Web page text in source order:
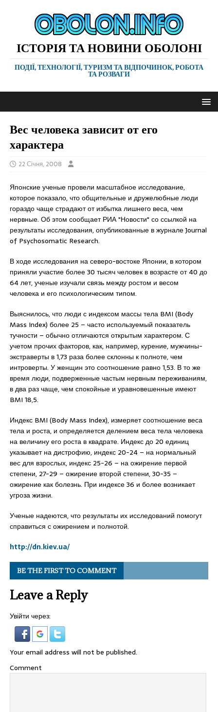
ІСТОРІЯ ТА НОВИНИ ОБОЛОНІ
ПОДІЇ, ТЕХНОЛОГІЇ, ТУРИЗМ ТА ВІДПОЧИНОК, РОБОТА
ТА РОЗВАГИ
Вес человека зависит от его
характера
22 Січня, 2008
Японские ученые провели масштабное исследование,
которое показало, что общительные и дружелюбные люди
гораздо чаще страдают от избытка лишнего веса, чем
нервные. Об этом сообщает РИА "Новости" со ссылкой на
результаты исследования, опубликованные в журнале Journal
of Psychosomatic Research.
В ходе исследования на северо-востоке Японии, в котором
приняли участие более 30 тысяч человек в возрасте от 40 до
64 лет, ученые изучали связь между ростом и весом
человека и его психологическим типом.
Выяснилось, что люди с индексом массы тела BMI (Body
Mass Index) более 25 – часто используемый показатель
тучности – обычно отличаются открытым характером. С
учетом прочих факторов, как, например, курение, мужчины-
экстраверты в 1,73 раза более склонны к полноте, чем
интроверты. У женщин это соотношение равно 1,53. В то же
время люди, подверженные частым нервным переживаниям,
в два раз чаще, чем спокойные и уравновешенные имеют
BMI 18,5.
Индекс BMI (Body Mass Index), измеряет соотношение веса
тела и роста, и определяется делением веса тела человека
на величину его роста в квадрате. Индекс до 20 единиц
указывает на дистрофию, индекс 20-24 – на нормальный
вес для взрослых, индекс 25-26 – на ожирение первой
степени, 27-29 – ожирение второй степени, 30-35 –
ожирение как болезнь. При индексе 36 и более возникает
угроза жизни.
Ученые надеются, что результаты их исследований помогут
справиться с ожирением и полнотой.
http://dn.kiev.ua/
BE THE FIRST TO COMMENT
Leave a Reply
Увійти через:
Your email address will not be published.
Comment